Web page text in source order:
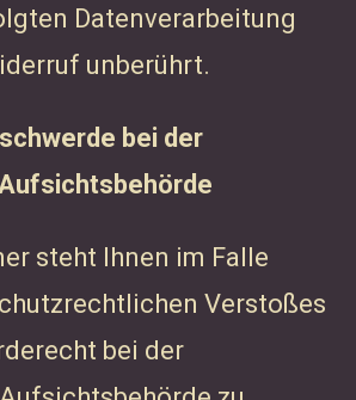
Datenverarbeitung
unberührt.
bei der
steht Ihnen im Falle
Verstoßes
bei der